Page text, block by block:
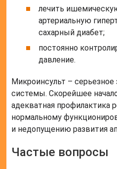
лечить
артериальную
сахарный диабет;
постоянно
давление.
Микроинсульт – серьезное
системы. Скорейшее
адекватная профилактика
нормальному
и недопущению развития
Частые вопросы